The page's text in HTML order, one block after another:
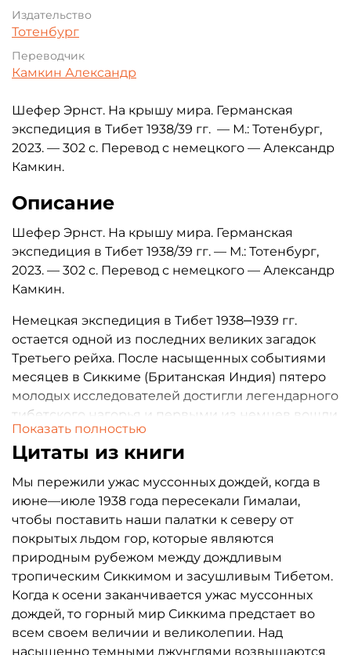
Издательство
Тотенбург
Переводчик
Камкин Александр
Шефер Эрнст. На крышу мира. Германская
экспедиция в Тибет 1938/39 гг. — М.: Тотенбург,
2023. — 302 с. Перевод с немецкого — Александр
Камкин.
Описание
Шефер Эрнст. На крышу мира. Германская
экспедиция в Тибет 1938/39 гг. — М.: Тотенбург,
2023. — 302 с. Перевод с немецкого — Александр
Камкин.
Немецкая экспедиция в Тибет 1938‒1939 гг.
остается одной из последних великих загадок
Третьего рейха. После насыщенных событиями
месяцев в Сиккиме (Британская Индия) пятеро
молодых исследователей достигли легендарного
тибетского нагорья и первыми из немцев вошли
в запретный город Лхасу. Но что же делали
немцы на «крыше мира»? Искали мистическую
менее важные задачи? До сих пор эта
знаменитая экспедиция окружена слухами,
мифами и легендами. Считается, что в основе
тибетской экспедиции лежали политические,
идеологические, даже оккультные мотивы. Но так
ли это было на самом деле? В этой книге об
экспедиции рассказывают сами участники.
Очень красиво повествует об экспедиции ее
руководитель — биолог доктор Эрнст Шефер.
Показать полностью
Цитаты из книги
Мы пережили ужас муссонных дождей, когда в
июне—июле 1938 года пересекали Гималаи,
чтобы поставить наши палатки к северу от
покрытых льдом гор, которые являются
природным рубежом между дождливым
тропическим Сиккимом и засушливым Тибетом.
Когда к осени заканчивается ужас муссонных
дождей, то горный мир Сиккима предстает во
всем своем величии и великолепии. Над
насыщенно темными джунглями возвышаются